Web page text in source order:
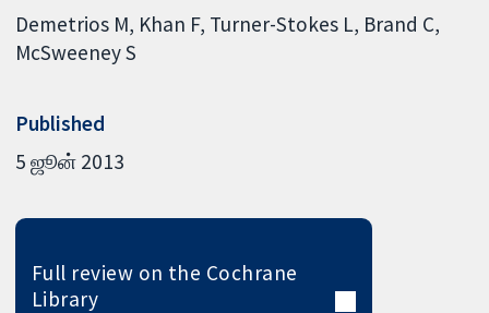
Demetrios M Khan F Turner-Stokes L Brand C
McSweeney S
Published
5 ஜூன் 2013
Full review on the Cochrane
Library